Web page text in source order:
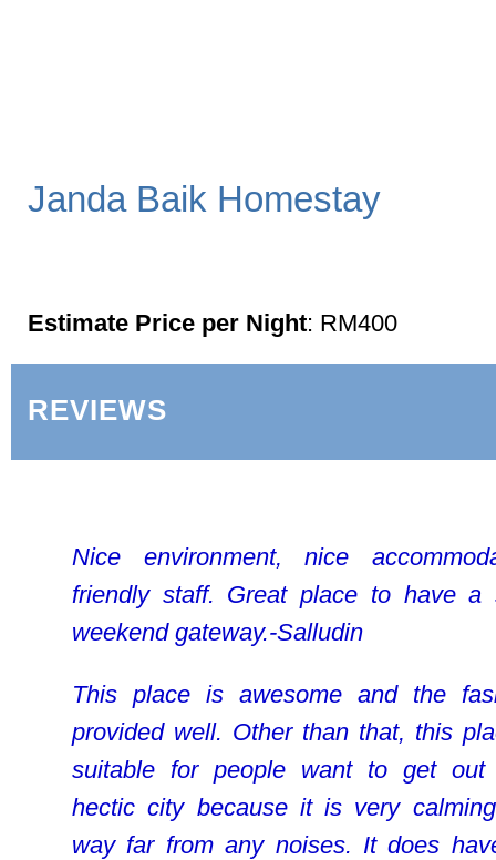
Janda Baik Homestay
Estimate Price per Night: RM400
REVIEWS
Nice environment, nice
friendly staff. Great place to have a
weekend gateway.-Salludin
This place is awesome and the
provided well. Other than that, this
suitable for people want to get out
hectic city because it is very
way far from any noises. It does